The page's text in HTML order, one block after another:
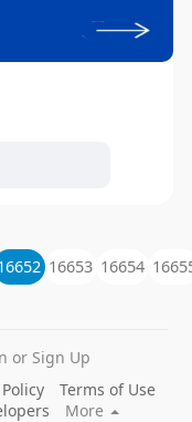
16653 16654
or Sign Up
Terms of Use
More